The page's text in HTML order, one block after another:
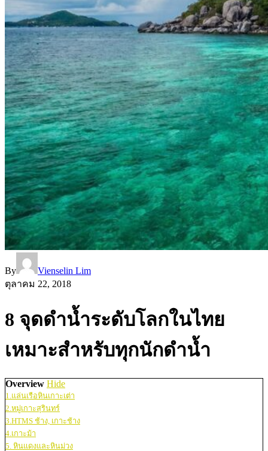
By
Vienselin Lim
ตุลาคม 22, 2018
8 จุดดำน้ำระดับโลกในไทย
เหมาะสำหรับทุกนักดำน้ำ
Overview Hide
1.แล่นเรือหินเกาะเต่า
2.หมู่เกาะสุรินทร์
3.HTMS ช้าง, เกาะช้าง
4.เกาะม้า
5. หินแดงและหินม่วง